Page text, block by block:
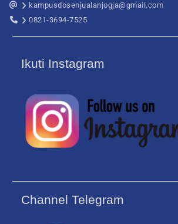
kampusdosenjualanjogja@gmail.com
0821-3694-7525
Ikuti Instagram
Channel Telegram